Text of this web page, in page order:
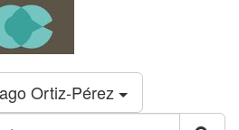
Ortiz-Pérez